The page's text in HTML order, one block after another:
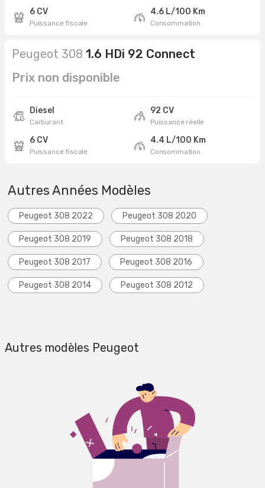
6 CV
Puissance fiscale
4.6 L/100 Km
Consommation
Peugeot 308 1.6 HDi 92 Connect
Prix non disponible
Diesel
Carburant
92 CV
Puissance réelle
6 CV
Puissance fiscale
4.4 L/100 Km
Consommation
Autres Années Modèles
Peugeot 308 2022 Peugeot 308 2020
Peugeot 308 2019 Peugeot 308 2018
Peugeot 308 2017 Peugeot 308 2016
Peugeot 308 2014 Peugeot 308 2012
Autres modèles Peugeot